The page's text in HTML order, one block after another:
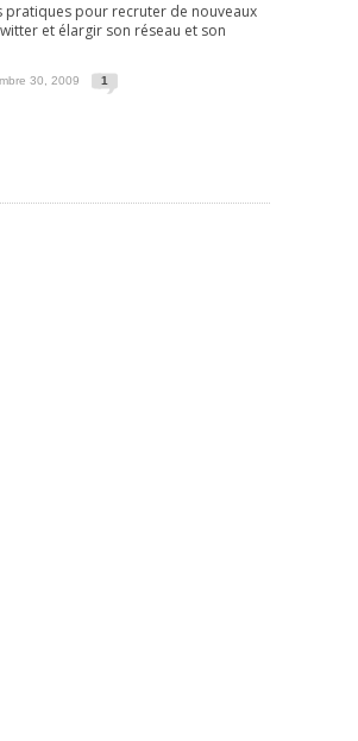
pratiques pour recruter de nouveaux
et élargir son réseau et son
30, 2009 1